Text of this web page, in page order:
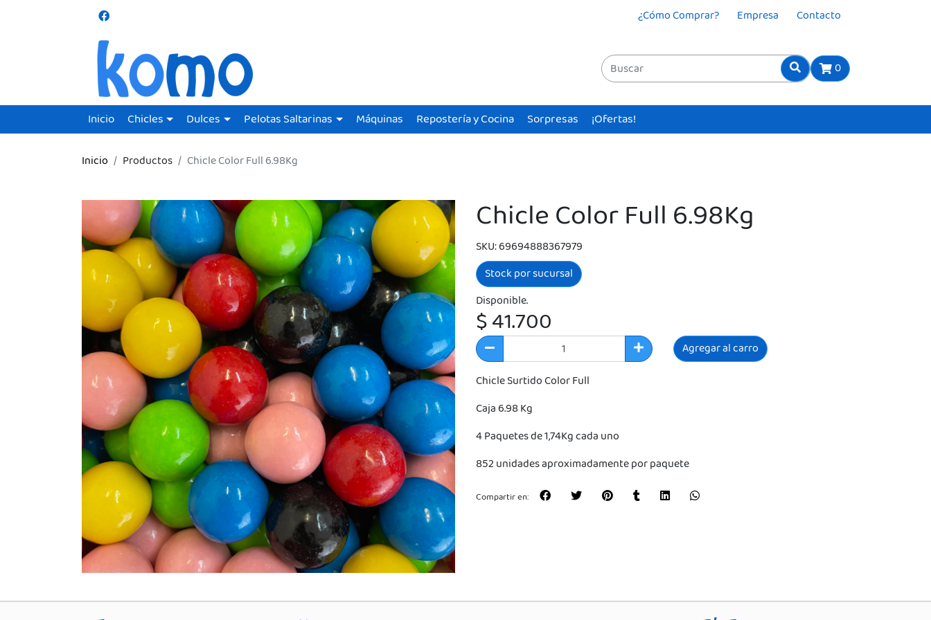
¿Cómo Comprar? Empresa Contacto
0
Inicio Chicles Dulces Pelotas Saltarinas Máquinas Repostería y Cocina Sorpresas ¡Ofertas!
Inicio Productos Chicle Color Full 6.98Kg
Chicle Color Full 6.98Kg
SKU: 69694888367979
Stock por sucursal
Disponible.
$ 41.700
Agregar al carro
Chicle Surtido Color Full
Caja 6.98 Kg
4 Paquetes de 1,74Kg cada uno
852 unidades aproximadamente por paquete
Compartir en: